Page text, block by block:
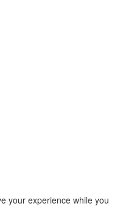
your experience while you